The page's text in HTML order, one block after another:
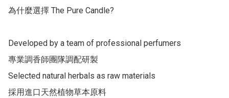
為什麼選擇 The Pure Candle?
Developed by a team of professional perfumers
專業調香師團隊調配研製
Selected natural herbals as raw materials
採用進口天然植物草本原料